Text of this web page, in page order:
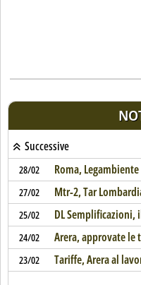
Successive
28/02 Roma,
27/02 Mtr-2, Tar
25/02 DL Semplificazioni,
24/02 Arera, approvate le
23/02 Tariffe, Arera al